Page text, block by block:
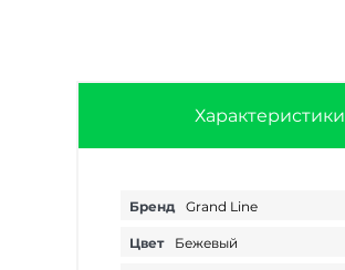
Характеристики
Бренд Grand Line
Цвет Бежевый